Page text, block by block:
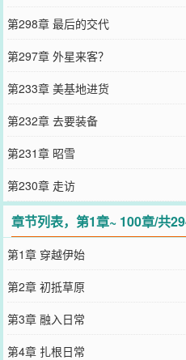
第298章 最后的交代
第297章 外星来客？
第233章 美基地进货
第232章 去要装备
第231章 昭雪
第230章 走访
章节列表，第1章~ 100章/共
第1章 穿越伊始
第2章 初抵草原
第3章 融入日常
第4章 扎根日常